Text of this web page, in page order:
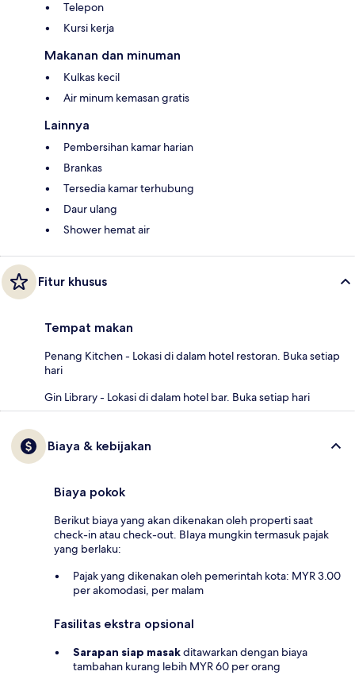
Telepon
Kursi kerja
Makanan dan minuman
Kulkas kecil
Air minum kemasan gratis
Lainnya
Pembersihan kamar harian
Brankas
Tersedia kamar terhubung
Daur ulang
Shower hemat air
Fitur khusus
Tempat makan
Penang Kitchen - Lokasi di dalam hotel restoran. Buka setiap
hari
Gin Library - Lokasi di dalam hotel bar. Buka setiap hari
Biaya & kebijakan
Biaya pokok
Berikut biaya yang akan dikenakan oleh properti saat
check-in atau check-out. BIaya mungkin termasuk pajak
yang berlaku:
Pajak yang dikenakan oleh pemerintah kota: MYR 3.00
per akomodasi, per malam
Fasilitas ekstra opsional
Sarapan siap masakditawarkan dengan biaya
tambahan kurang lebih MYR 60 per orang